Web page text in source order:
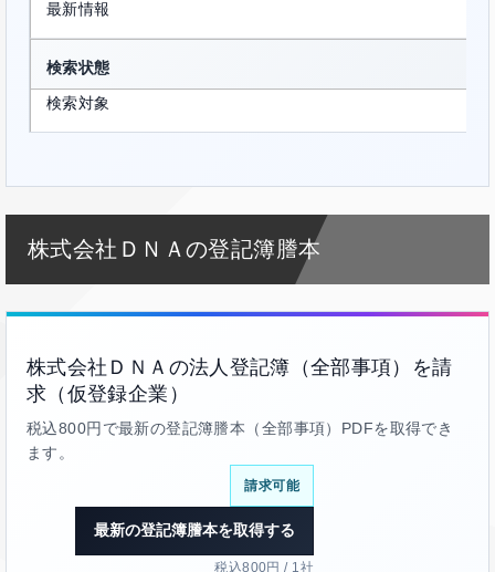
最新情報
検索状態
検索対象
株式会社ＤＮＡの登記簿謄本
株式会社ＤＮＡの法人登記簿（全部事項）を請
求（仮登録企業）
税込800円で最新の登記簿謄本（全部事項）PDFを取得でき
ます。
請求可能
最新の登記簿謄本を取得する
税込800円 / 1社